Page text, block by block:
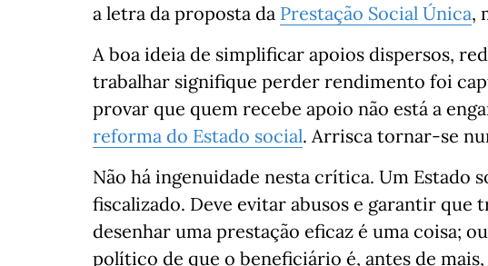
a letra da proposta da Prestação Social Única,
A boa ideia de simplificar apoios dispersos,
trabalhar signifique perder rendimento foi
provar que quem recebe apoio não está a
reforma do Estado social. Arrisca tornar-se
Não há ingenuidade nesta crítica. Um Estado
fiscalizado. Deve evitar abusos e garantir que
desenhar uma prestação eficaz é uma coisa;
político de que o beneficiário é, antes de